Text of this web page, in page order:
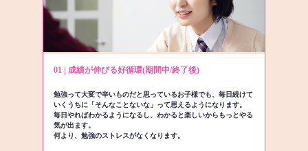
01 | 成績が伸びる好循環(期間中/終了後)
勉強って大変で辛いものだと思っているお子様でも、毎日続けて
いくうちに「そんなことないな」って思えるようになります。
毎日やればわかるようになるし、わかると楽しいからもっとやる
気が出ます。
何より、勉強のストレスがなくなります。